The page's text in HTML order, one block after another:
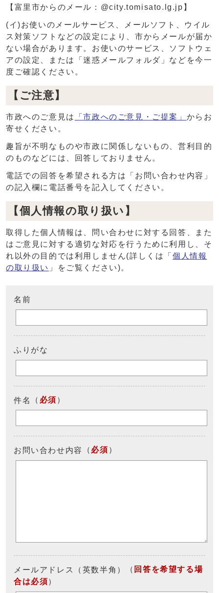
【富里市からのメール：@city.tomisato.lg.jp】
(イ)お使いのメールサービス、メールソフト、ウイル
ス対策ソフトなどの設定により、市からメールが届か
ない場合があります。お使いのサービス、ソフトウェ
アの設定、または「迷惑メールフォルダ」などを今一
度ご確認ください。
【ご注意】
市政へのご意見は 「市政へのご意見・ご提案」 からお
寄せください。
趣旨が不明なものや市政に関係しないもの、営利目的
のものなどには、回答しておりません。
電話での回答を希望される方は「お問い合わせ内容」
の記入欄に電話番号を記入してください。
【個人情報の取り扱い】
取得した個人情報は、問い合わせに対する回答、また
はご意見に対する適切な対応を行うために利用し、そ
れ以外の目的では利用しません(詳しくは「 個人情報
の取り扱い 」をご覧ください)。
名前
ふりがな
件名 （ 必須 ）
お問い合わせ内容 （ 必須 ）
メールアドレス（英数半角） （ 回答を希望する場
合は必須）